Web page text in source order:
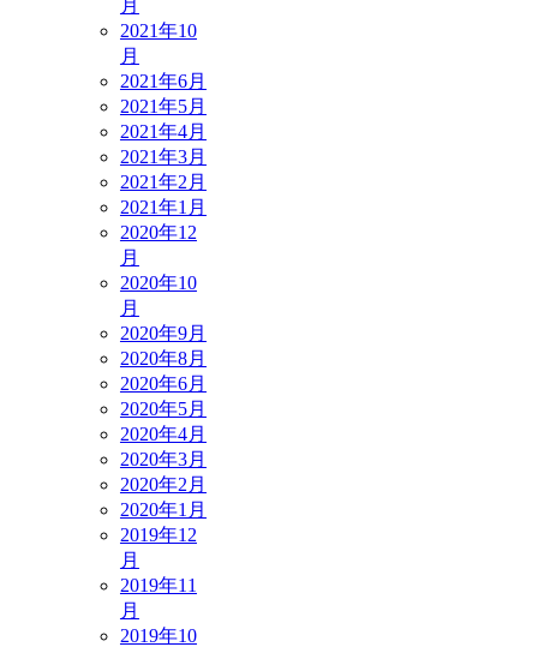
月
2021年10
月
2021年6月
2021年5月
2021年4月
2021年3月
2021年2月
2021年1月
2020年12
月
2020年10
月
2020年9月
2020年8月
2020年6月
2020年5月
2020年4月
2020年3月
2020年2月
2020年1月
2019年12
月
2019年11
月
2019年10